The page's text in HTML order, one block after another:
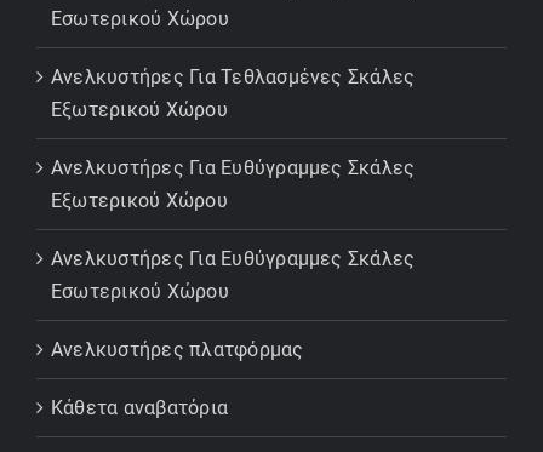
Εσωτερικού Χώρου
Ανελκυστήρες Για Τεθλασμένες Σκάλες
Εξωτερικού Χώρου
Ανελκυστήρες Για Ευθύγραμμες Σκάλες
Εξωτερικού Χώρου
Ανελκυστήρες Για Ευθύγραμμες Σκάλες
Εσωτερικού Χώρου
Ανελκυστήρες πλατφόρμας
Κάθετα αναβατόρια